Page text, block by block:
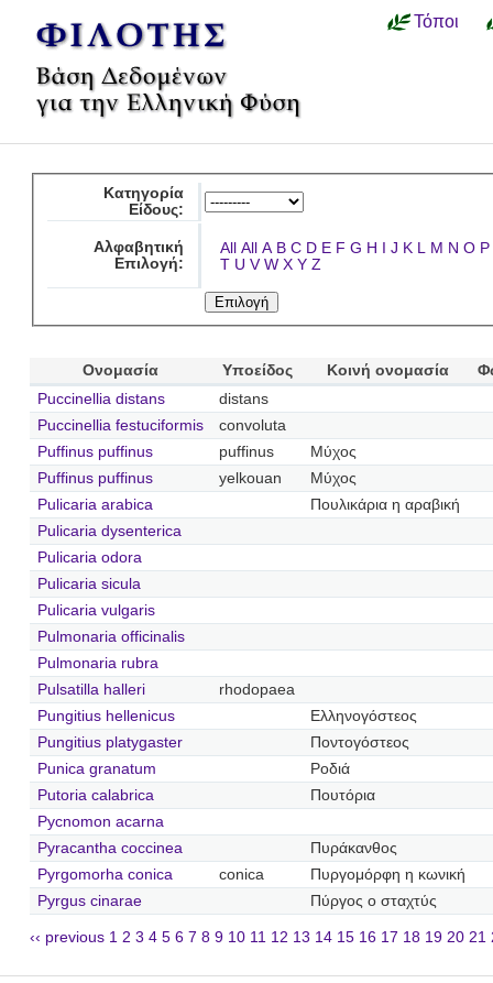
Τόποι
Κατηγορία
Είδους:
Αλφαβητική
Επιλογή:
All All A B C D E F G H I J K L M N O P
T U V W X Y Z
Ονομασία Υποείδος Κοινή ονομασία
Puccinellia distans
distans
Puccinellia festuciformis
convoluta
Puffinus puffinus
puffinus
Μύχος
Puffinus puffinus
yelkouan
Μύχος
Pulicaria arabica
Πουλικάρια η αραβική
Pulicaria dysenterica
Pulicaria odora
Pulicaria sicula
Pulicaria vulgaris
Pulmonaria officinalis
Pulmonaria rubra
Pulsatilla halleri
rhodopaea
Pungitius hellenicus
Ελληνογόστεος
Pungitius platygaster
Ποντογόστεος
Punica granatum
Ροδιά
Putoria calabrica
Πουτόρια
Pycnomon acarna
Pyracantha coccinea
Πυράκανθος
Pyrgomorha conica
conica
Πυργομόρφη η κωνική
Pyrgus cinarae
Πύργος ο σταχτύς
‹‹ previous 1 2 3 4 5 6 7 8 9 10 11 12 13 14 15 16 17 18 19 20 21